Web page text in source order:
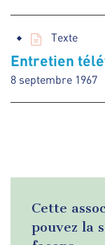
Texte
Entretien
8 septembre 1967
Cette
pouvez la